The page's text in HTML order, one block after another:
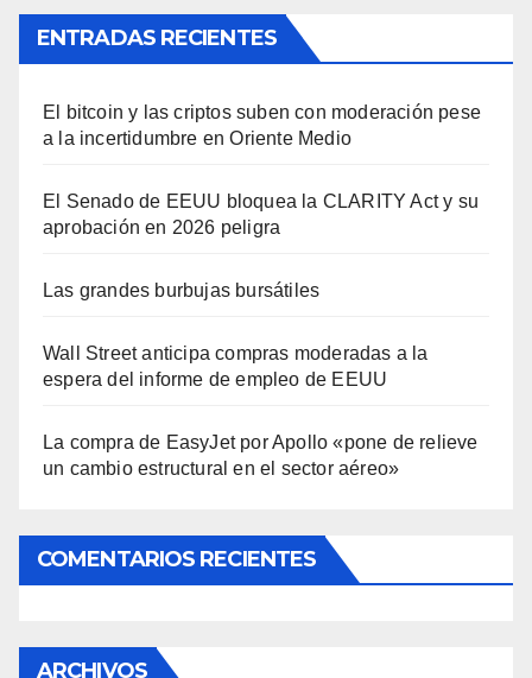
ENTRADAS RECIENTES
El bitcoin y las criptos suben con moderación pese
a la incertidumbre en Oriente Medio
El Senado de EEUU bloquea la CLARITY Act y su
aprobación en 2026 peligra
Las grandes burbujas bursátiles
Wall Street anticipa compras moderadas a la
espera del informe de empleo de EEUU
La compra de EasyJet por Apollo «pone de relieve
un cambio estructural en el sector aéreo»
COMENTARIOS RECIENTES
ARCHIVOS